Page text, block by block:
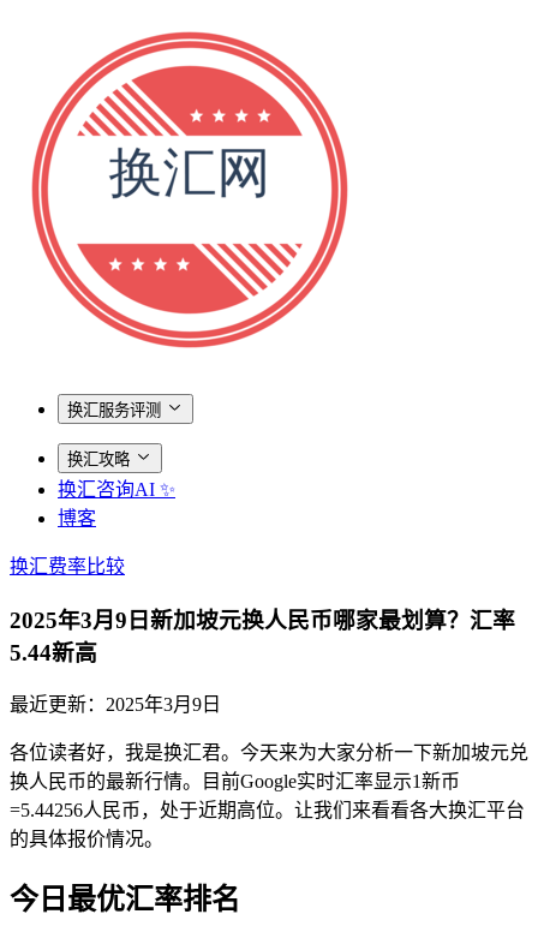
换汇服务评测
换汇攻略
换汇咨询AI ✨
博客
换汇费率比较
2025年3月9日新加坡元换人民币哪家最划算？汇率
5.44新高
最近更新： 2025年3月9日
各位读者好，我是换汇君。今天来为大家分析一下新加坡元兑
换人民币的最新行情。目前Google实时汇率显示1新币
=5.44256人民币，处于近期高位。让我们来看看各大换汇平台
的具体报价情况。
今日最优汇率排名